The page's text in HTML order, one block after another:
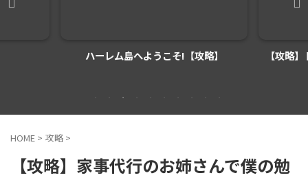
ハーレム島へようこそ!【攻略】 【攻略
HOME > 攻略 >
【攻略】家事代行のお姉さんで僕の勉